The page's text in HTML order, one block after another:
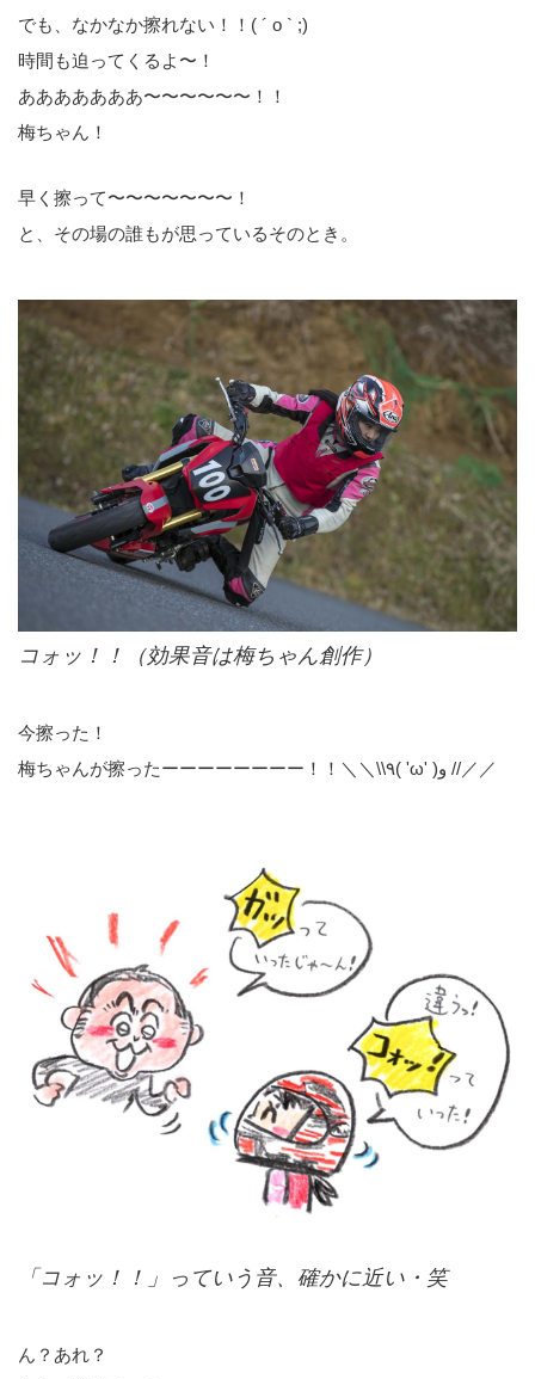
でも、なかなか擦れない！！( ´ o ` ;)
時間も迫ってくるよ〜！
あああああああ〜〜〜〜〜〜！！
梅ちゃん！
早く擦って〜〜〜〜〜〜〜！
と、その場の誰もが思っているそのとき。
コォッ！！（効果音は梅ちゃん創作）
今擦った！
梅ちゃんが擦ったーーーーーーーー！！＼＼\\٩( 'ω' )و //／／
「コォッ！！」っていう音、確かに近い・笑
ん？あれ？